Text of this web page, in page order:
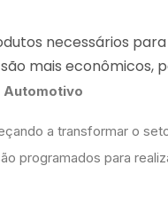
necessários
mais econômicos,
Automotivo
a transformar o
programados para